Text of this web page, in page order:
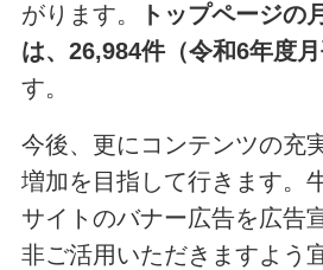
がります。
トップページの
は、26,984件（令和6年度月
す。
今後、更にコンテンツの充
増加を目指して行きます。
サイトのバナー広告を広告
非ご活用いただきますよう